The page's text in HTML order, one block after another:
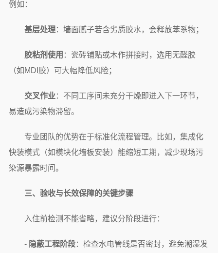
例如：
基层处理：墙面腻子若含劣质胶水，会释放苯系物；
胶粘剂使用 ：瓷砖铺贴或木作拼接时，选用无醛胶
（如MDI胶）可大幅降低风险；
交叉作业：不同工序间未充分干燥即进入下一环节，
易造成污染物滞留。
专业团队的优势在于标准化流程管理。比如，集成化
快装模式（如模块化墙板安装）能缩短工期，减少现场污
染源暴露时间。
三、验收与长效保障的关键步骤
入住前检测不能省略，建议分阶段进行：
- 隐蔽工程阶段：检查水电管线是否密封，避免潮湿发